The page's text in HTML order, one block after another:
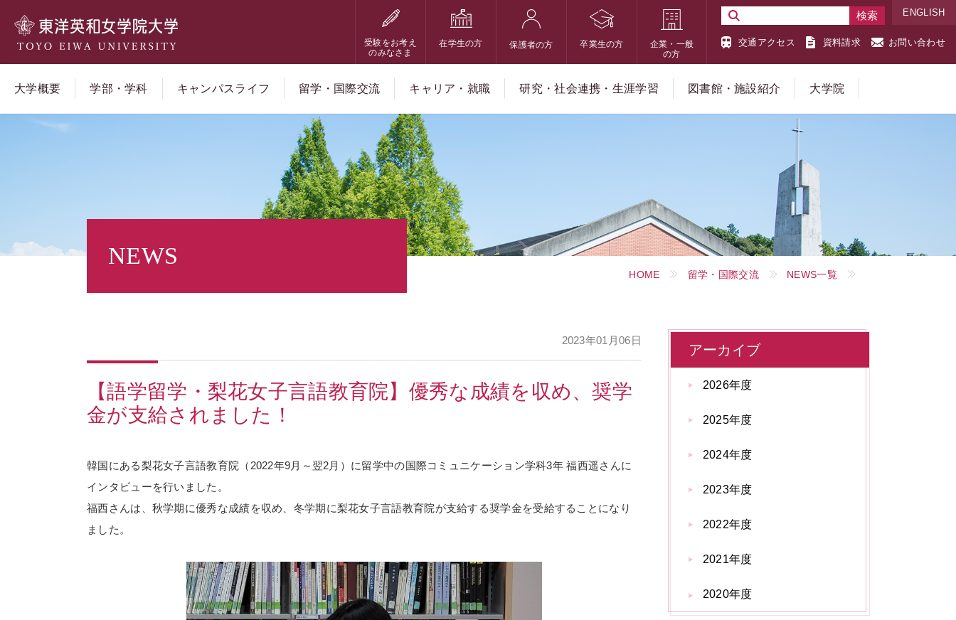
受験をお考え
のみなさま
在学生の方 保護者の方 卒業生の方
企業・一般
の方
交通アクセス 資料請求 お問い合わせ
ENGLISH
大学概要 学部・学科 キャンパスライフ 留学・国際交流 キャリア・就職 研究・社会連携・生涯学習 図書館・施設紹介 大学院
NEWS
HOME 留学・国際交流 NEWS一覧
2023年01月06日
【語学留学・梨花女子言語教育院】優秀な成績を収め、奨学
金が支給されました！
韓国にある梨花女子言語教育院（2022年9月～翌2月）に留学中の国際コミュニケーション学科3年 福西遥さんに
インタビューを行いました。
福西さんは、秋学期に優秀な成績を収め、冬学期に梨花女子言語教育院が支給する奨学金を受給することになり
ました。
アーカイブ
2026年度
2025年度
2024年度
2023年度
2022年度
2021年度
2020年度